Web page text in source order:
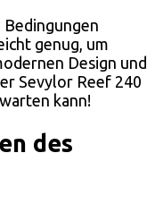
genug, um
Design und
Sevylor Reef 240
kann!
des